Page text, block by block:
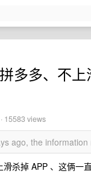
多多、不
· 15583 views
ago, the
杀掉 APP 、这俩一